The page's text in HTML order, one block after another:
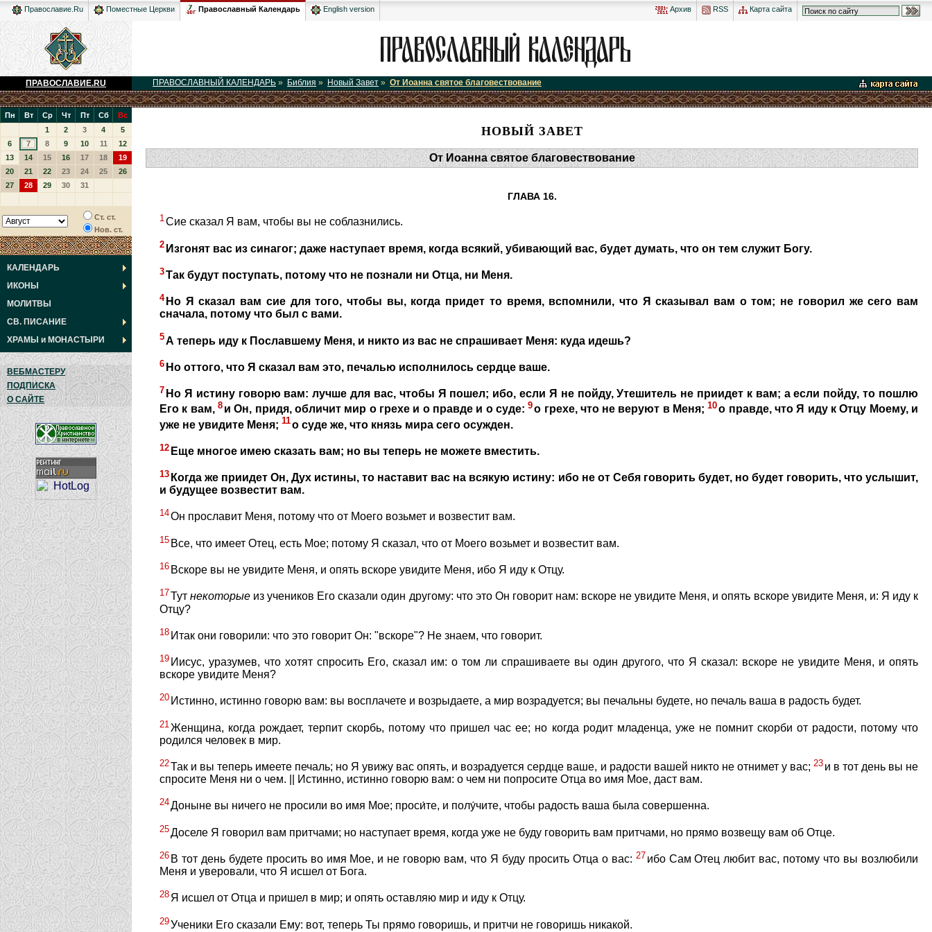
Архив RSS Карта сайта
Православие.Ru Поместные Церкви Православный Календарь English version
ПРАВОСЛАВИЕ.RU ПРАВОСЛАВНЫЙ КАЛЕНДАРЬ » Библия » Новый Завет » От Иоанна святое благовествование
Пн Вт Ср Чт Пт Сб
Вс
1
2 3 4
5
6
7 8 9 10 11
12
13
14 15 16 17 18
19
20
21 22 23 24 25
26
27
28 29 30 31
Ст. ст.
Нов. ст.
КАЛЕНДАРЬ
ИКОНЫ
МОЛИТВЫ
СВ. ПИСАНИЕ
ХРАМЫ и МОНАСТЫРИ
ВЕБМАСТЕРУ
ПОДПИСКА
О САЙТЕ
НОВЫЙ ЗАВЕТ
От Иоанна святое благовествование
ГЛАВА 16.
1 Сие сказал Я вам, чтобы вы не соблазнились.
2 Изгонят вас из синагог; даже наступает время, когда всякий, убивающий вас, будет думать, что он тем служит Богу.
3Так будут поступать, потому что не познали ни Отца, ни Меня.
4 Но Я сказал вам сие для того, чтобы вы, когда придет то время, вспомнили, что Я сказывал вам о том; не говорил же сего вам
сначала, потому что был с вами.
5А теперь иду к Пославшему Меня, и никто из вас не спрашивает Меня: куда идешь?
6 Но оттого, что Я сказал вам это, печалью исполнилось сердце ваше.
7 Но Я истину говорю вам: лучше для вас, чтобы Я пошел; ибо, если Я не пойду, Утешитель не приидет к вам; а если пойду, то пошлю
Его к вам, 8 и Он, придя, обличит мир о грехе и о правде и о суде: 9о грехе, что не веруют в Меня; 10о правде, что Я иду к Отцу Моему, и
уже не увидите Меня; 11о суде же, что князь мира сего осужден.
12 Еще многое имею сказать вам; но вы теперь не можете вместить.
13 Когда же приидет Он, Дух истины, то наставит вас на всякую истину: ибо не от Себя говорить будет, но будет говорить, что услышит,
и будущее возвестит вам.
14Он прославит Меня, потому что от Моего возьмет и возвестит вам.
15 Все, что имеет Отец, есть Мое; потому Я сказал, что от Моего возьмет и возвестит вам.
16 Вскоре вы не увидите Меня, и опять вскоре увидите Меня, ибо Я иду к Отцу.
17Тутнекоторые из учеников Его сказали один другому: что это Он говорит нам: вскоре не увидите Меня, и опять вскоре увидите Меня, и: Я иду к
Отцу?
18 Итак они говорили: что это говорит Он: "вскоре"? Не знаем, что говорит.
19 Иисус, уразумев, что хотят спросить Его, сказал им: о том ли спрашиваете вы один другого, что Я сказал: вскоре не увидите Меня, и опять
вскоре увидите Меня?
20 Истинно, истинно говорю вам: вы восплачете и возрыдаете, а мир возрадуется; вы печальны будете, но печаль ваша в радость будет.
21 Женщина, когда рождает, терпит скорбь, потому что пришел час ее; но когда родит младенца, уже не помнит скорби от радости, потому что
родился человек в мир.
22Так и вы теперь имеете печаль; но Я увижу вас опять, и возрадуется сердце ваше, и радости вашей никто не отнимет у вас; 23 и в тот день вы не
спросите Меня ни о чем. || Истинно, истинно говорю вам: о чем ни попросите Отца во имя Мое, даст вам.
24Доныне вы ничего не просили во имя Мое; проси́те, и полу́чите, чтобы радость ваша была совершенна.
25Доселе Я говорил вам притчами; но наступает время, когда уже не буду говорить вам притчами, но прямо возвещу вам об Отце.
26 В тот день будете просить во имя Мое, и не говорю вам, что Я буду просить Отца о вас: 27 ибо Сам Отец любит вас, потому что вы возлюбили
Меня и уверовали, что Я исшел от Бога.
28 Я исшел от Отца и пришел в мир; и опять оставляю мир и иду к Отцу.
29Ученики Его сказали Ему: вот, теперь Ты прямо говоришь, и притчи не говоришь никакой.